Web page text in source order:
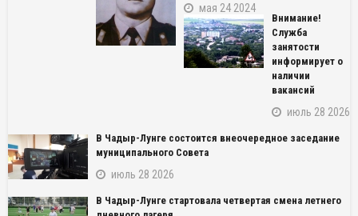
мая 24 2024
Внимание!
Служба
занятости
информирует о
наличии
вакансий
июль 28 2026
В Чадыр-Лунге состоится внеочередное заседание
муниципального Совета
июль 28 2026
В Чадыр-Лунге стартовала четвертая смена летнего